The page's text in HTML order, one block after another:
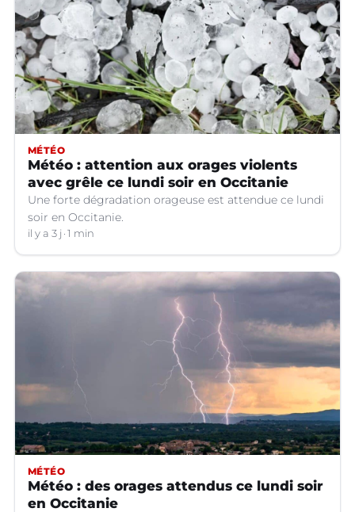
MÉTÉO
Météo : attention aux orages violents
avec grêle ce lundi soir en Occitanie
Une forte dégradation orageuse est attendue ce lundi
soir en Occitanie.
il y a 3 j 1 min
MÉTÉO
Météo : des orages attendus ce lundi soir
en Occitanie